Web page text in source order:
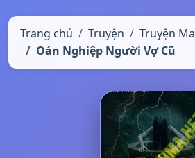
Trang chủ Truyện
Truyện Ma
Oán Nghiệp Người Vợ Cũ